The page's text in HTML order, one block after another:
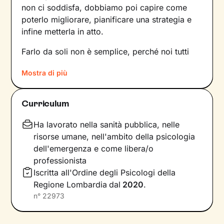
non ci soddisfa, dobbiamo poi capire come
poterlo migliorare, pianificare una strategia e
infine metterla in atto.
Farlo da soli non è semplice, perché noi tutti
dinamiche– interne e relazionali – che non le
notiamo nemmeno. Ecco perché l’intervento di
un professionista risulta fondamentale.
La prima fase del nostro percorso insieme
consisterà in una raccolta di informazioni che ci
porteranno a definire un
obiettivo condiviso su
cui si focalizzerà il lavoro. Stabiliremo anche
tempistiche e frequenza degli incontri e
valuteremo passo dopo passo i risultati
raggiunti, aggiornando gli obiettivi di
Mostra di più
Curriculum
Ha lavorato nella sanità pubblica, nelle
risorse umane, nell'ambito della psicologia
dell'emergenza e come libera/o
professionista
Iscritta all'Ordine degli Psicologi della
Regione Lombardia dal 2020.
n° 22973